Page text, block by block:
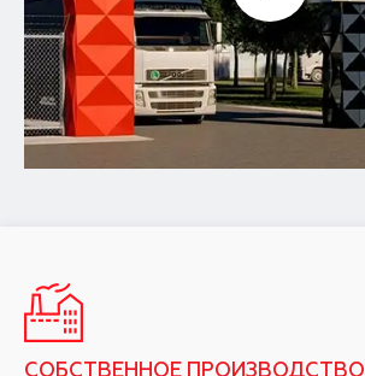
СОБСТВЕННОЕ ПРОИЗВОДСТВО